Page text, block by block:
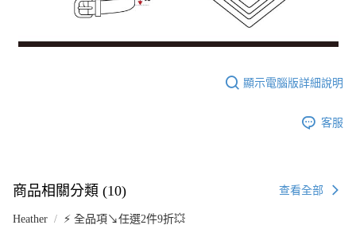
顯示電腦版詳細說明
客服
商品相關分類 (10) 查看全部
Heather ⚡ 全品項↘任選2件9折💥